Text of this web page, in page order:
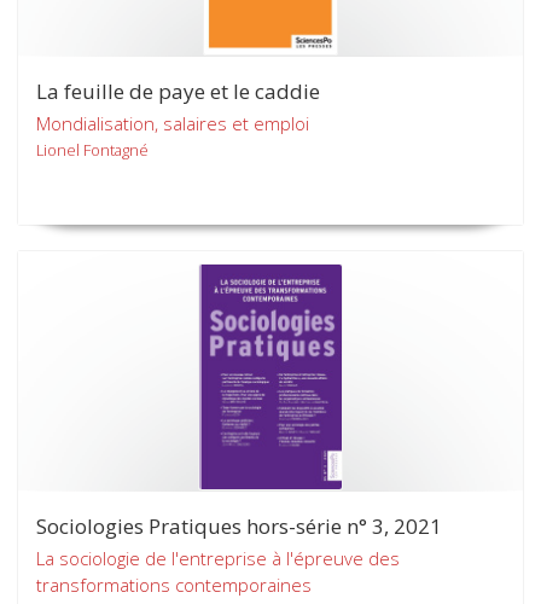
La feuille de paye et le caddie
Mondialisation, salaires et emploi
Lionel Fontagné
Sociologies Pratiques hors-série n° 3, 2021
La sociologie de l'entreprise à l'épreuve des
transformations contemporaines